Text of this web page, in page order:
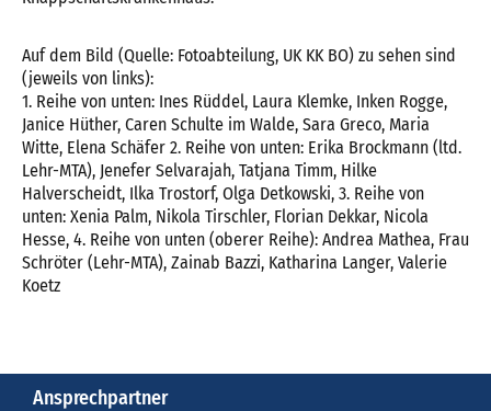
Auf dem Bild (Quelle: Fotoabteilung, UK KK BO) zu sehen sind
(jeweils von links):
1. Reihe von unten: Ines Rüddel, Laura Klemke, Inken Rogge,
Janice Hüther, Caren Schulte im Walde, Sara Greco, Maria
Witte, Elena Schäfer 2. Reihe von unten: Erika Brockmann (ltd.
Lehr-MTA), Jenefer Selvarajah, Tatjana Timm, Hilke
Halverscheidt, Ilka Trostorf, Olga Detkowski, 3. Reihe von
unten: Xenia Palm, Nikola Tirschler, Florian Dekkar, Nicola
Hesse, 4. Reihe von unten (oberer Reihe): Andrea Mathea, Frau
Schröter (Lehr-MTA), Zainab Bazzi, Katharina Langer, Valerie
Koetz
Ansprechpartner